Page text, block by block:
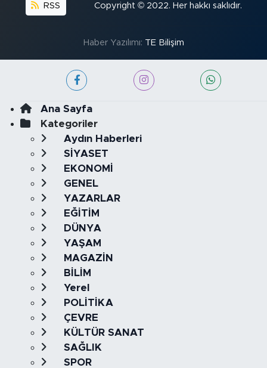
RSS Copyright © 2022. Her hakkı saklıdır.
Haber Yazılımı: TE Bilişim
Ana Sayfa
Kategoriler
Aydın Haberleri
SİYASET
EKONOMİ
GENEL
YAZARLAR
EĞİTİM
DÜNYA
YAŞAM
MAGAZİN
BİLİM
Yerel
POLİTİKA
ÇEVRE
KÜLTÜR SANAT
SAĞLIK
SPOR